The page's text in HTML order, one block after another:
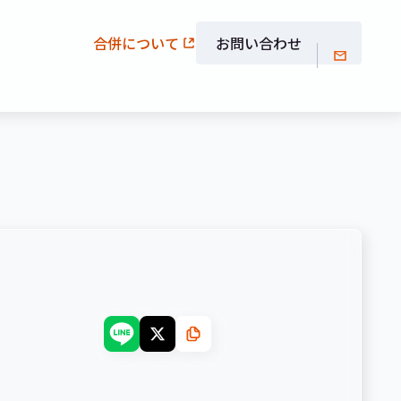
合併について お問い合わせ